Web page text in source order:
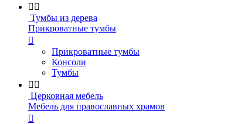
 
Тумбы из дерева
Прикроватные тумбы

Прикроватные тумбы
Консоли
Тумбы
 
Церковная мебель
Мебель для православных храмов
